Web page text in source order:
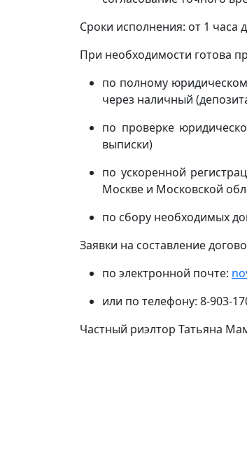
Сроки исполнения: от 1 часа
При необходимости готова
по полному
через наличный
по проверке
выписки)
по ускоренной
Москве и Московской
по сбору необходимых
Заявки на составление
по электронной почте:
или по телефону: 8-903-
Частный риэлтор Татьяна